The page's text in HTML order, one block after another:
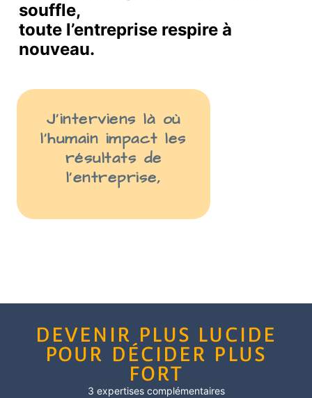
J’interviens là où
l’humain impact les
résultats de
l’entreprise,
souffle,
toute l’entreprise respire à
nouveau.
DEVENIR PLUS LUCIDE
POUR DÉCIDER PLUS
FORT
3 expertises complémentaires